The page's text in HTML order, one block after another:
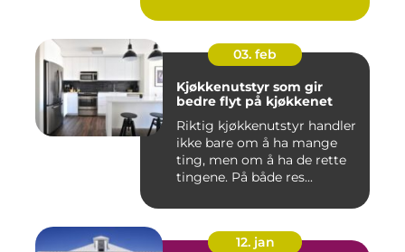
03. feb
Kjøkkenutstyr som gir
bedre flyt på kjøkkenet
Riktig kjøkkenutstyr handler
ikke bare om å ha mange
ting, men om å ha de rette
tingene. På både res...
12. jan